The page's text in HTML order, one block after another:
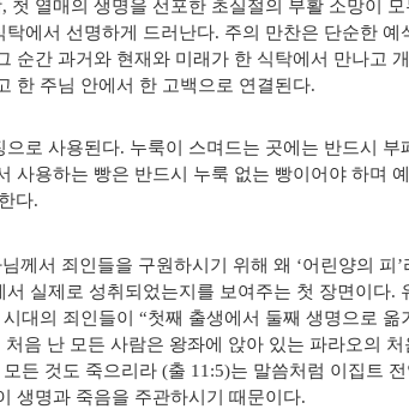
, 첫 열매의 생명을 선포한 초실절의 부활 소망이 모
에서 선명하게 드러난다. 주의 만찬은 단순한 예
순간 과거와 현재와 미래가 한 식탁에서 만나고
한 주님 안에서 한 고백으로 연결된다.
으로 사용된다. 누룩이 스며드는 곳에는 반드시 부
사용하는 빵은 반드시 누룩 없는 빵이어야 하며
다.
께서 죄인들을 구원하시기 위해 왜 ‘어린양의 피 ’
실제로 성취되었는지를 보여주는 첫 장면이다.
대의 죄인들이 “첫째 출생에서 둘째 생명으로 옮
처음 난 모든 사람은 왕좌에 앉아 있는 파라오의 처
든 것도 죽으리라 (출 11:5)는 말씀처럼 이집트 전
생명과 죽음을 주관하시기 때문이다.